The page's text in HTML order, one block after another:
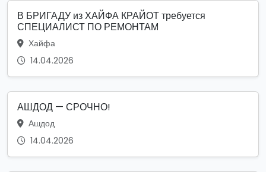
В БРИГАДУ из ХАЙФА КРАЙОТ требуется
СПЕЦИАЛИСТ ПО РЕМОНТАМ
Хайфа
14.04.2026
АШДОД — СРОЧНО!
Ашдод
14.04.2026